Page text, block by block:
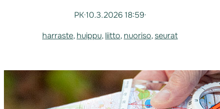
PK·10.3.2026 18:59·
harraste, huippu, liitto, nuoriso, seurat